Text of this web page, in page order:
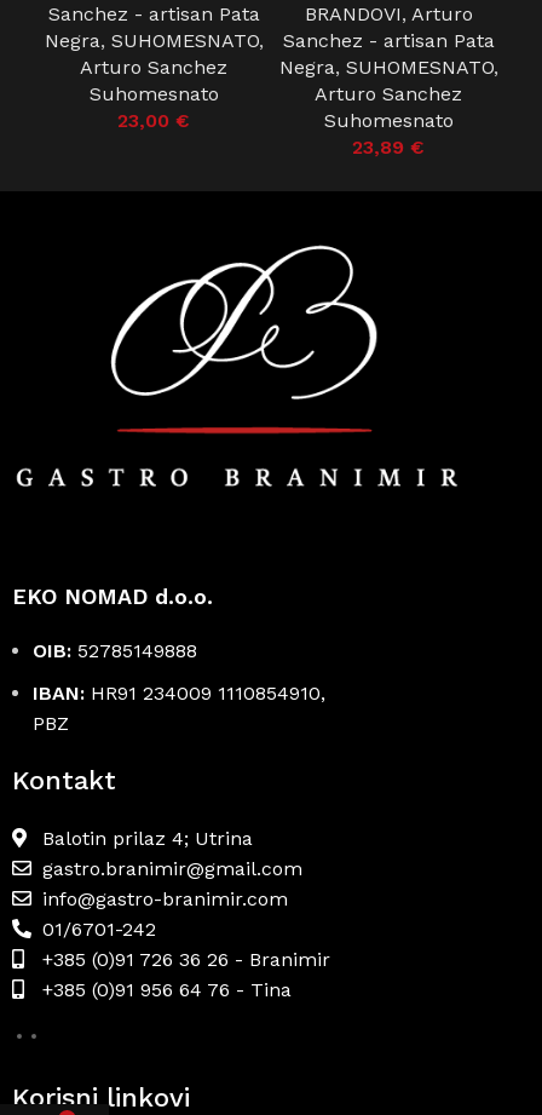
Sanchez - artisan Pata
Negra, SUHOMESNATO,
Arturo Sanchez
Suhomesnato
23,00 €
BRANDOVI, Arturo
Sanchez - artisan Pata
Negra, SUHOMESNATO,
Arturo Sanchez
Suhomesnato
23,89 €
EKO NOMAD d.o.o.
OIB: 52785149888
IBAN: HR91 234009 1110854910,
PBZ
Kontakt
Balotin prilaz 4; Utrina
gastro.branimir@gmail.com
info@gastro-branimir.com
01/6701-242
+385 (0)91 726 36 26 - Branimir
+385 (0)91 956 64 76 - Tina
Korisni linkovi